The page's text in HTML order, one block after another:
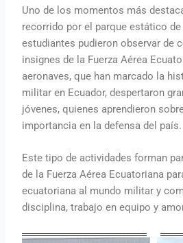
Uno de los momentos más
recorrido por el parque estático
estudiantes pudieron observar de
insignes de la Fuerza Aérea
aeronaves, que han marcado la
militar en Ecuador, despertaron
jóvenes, quienes aprendieron
importancia en la defensa del país.
Este tipo de actividades forman
de la Fuerza Aérea Ecuatoriana
ecuatoriana al mundo militar y
disciplina, trabajo en equipo y